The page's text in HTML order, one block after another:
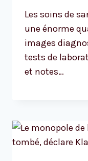
Les soins de
une énorme
images
tests de
et notes…